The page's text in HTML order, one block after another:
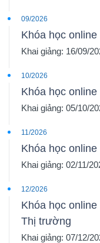
09/2026
Khóa học
Khai giảng: 16/09/
10/2026
Khóa học
Khai giảng: 05/10/
11/2026
Khóa học
Khai giảng: 02/11/
12/2026
Khóa học
Thị trường
Khai giảng: 07/12/